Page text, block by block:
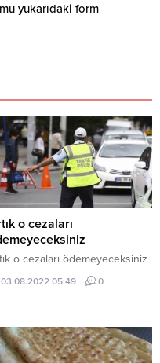
yukarıdaki form
o cezaları
o cezaları ödemeyeceksiniz
03.08.2022 05:49 0